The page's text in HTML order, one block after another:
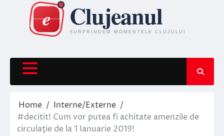
content
Home
Interne/Externe
#decitit! Cum vor putea fi achitate amenzile de
circulaţie de la 1 Ianuarie 2019!